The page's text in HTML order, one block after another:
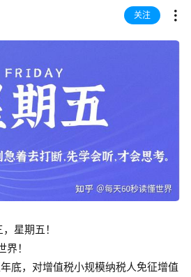
关注
星期五！
！
底，对增值税小规模纳税人免征增值